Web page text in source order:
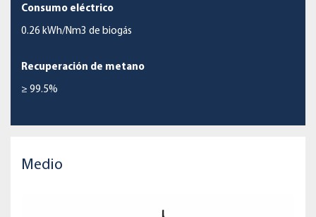
Consumo eléctrico
0.26 kWh/Nm3 de biogás
Recuperación de metano
≥ 99.5%
Medio